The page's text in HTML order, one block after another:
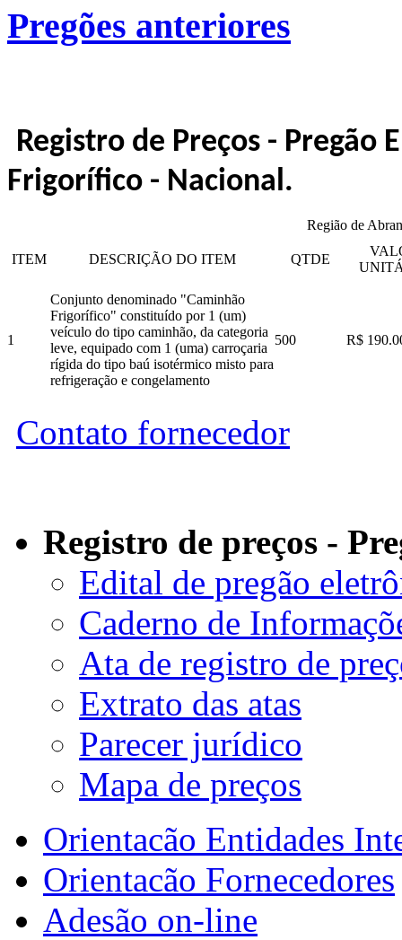
Pregões anteriores
Registro de Preços - Pregão
Frigorífico - Nacional.
Região de
ITEM DESCRIÇÃO DO ITEM QTDE
1
Conjunto denominado "Caminhão
Frigorífico" constituído por 1 (um)
veículo do tipo caminhão, da categoria
leve, equipado com 1 (uma) carroçaria
rígida do tipo baú isotérmico misto para
refrigeração e congelamento
500 R$
Contato fornecedor
Registro de preços -
Edital de pregão
Caderno de
Ata de registro de
Extrato das atas
Parecer jurídico
Mapa de preços
Orientacão Entidades
Orientacão Fornecedores
Adesão on-line